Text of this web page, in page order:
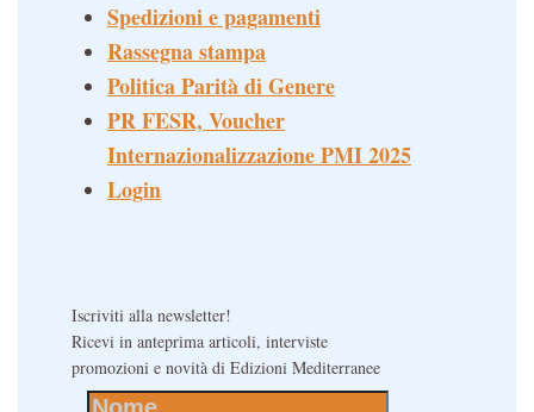
Spedizioni e pagamenti
Rassegna stampa
Politica Parità di Genere
PR FESR, Voucher
Internazionalizzazione PMI 2025
Login
Iscriviti alla newsletter!
Ricevi in anteprima articoli, interviste
promozioni e novità di Edizioni Mediterranee